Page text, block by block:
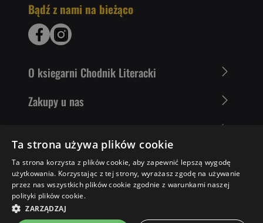
31,35 ZŁ
Bądź z nami na bieżąco
O ksiegarni Chodnik Literacki
Zakupy u nas
Literaci polecają
Ta strona używa plików cookie
Ta strona korzysta z plików cookie, aby zapewnić lepszą wygodę
użytkowania. Korzystając z tej strony, wyrażasz zgodę na używanie
przez nas wszystkich plików cookie zgodnie z warunkami naszej
polityki plików cookie.
ZARZĄDZAJ